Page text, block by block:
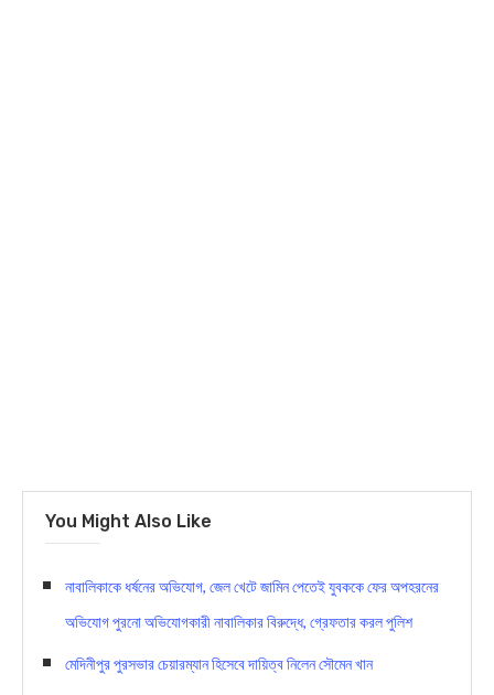
You Might Also Like
নাবালিকাকে ধর্ষনের অভিযোগ, জেল খেটে জামিন পেতেই যুবককে ফের অপহরনের
অভিযোগ পুরনো অভিযোগকারী নাবালিকার বিরুদ্ধে, গ্রেফতার করল পুলিশ
মেদিনীপুর পুরসভার চেয়ারম্যান হিসেবে দায়িত্ব নিলেন সৌমেন খান